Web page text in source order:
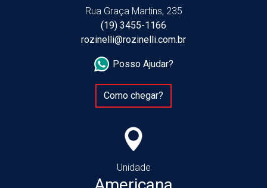
Rua Graça Martins, 235
(19) 3455-1166
rozinelli@rozinelli.com.br
Posso Ajudar?
Como chegar?
Unidade